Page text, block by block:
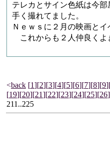
テレカとサイン色紙は今
手く撮れてました。
Ｎｅｗｓに２月の映画と
これからも２人仲良くよ
<back [1][2][3][4][5][6][7][8][9]
[19][20][21][22][23][24][25][26]
211..225